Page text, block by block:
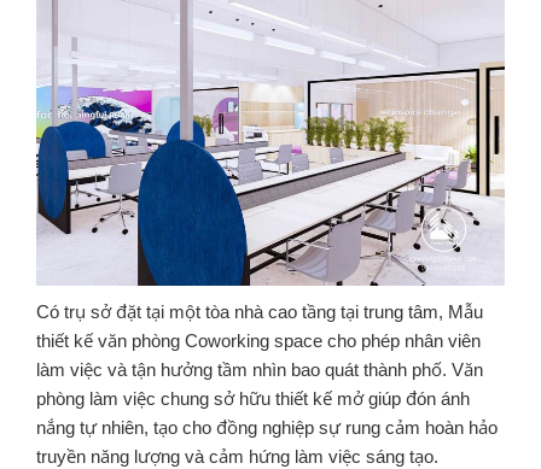
Có trụ sở đặt tại một tòa nhà cao tầng tại trung tâm, Mẫu
thiết kế văn phòng Coworking space cho phép nhân viên
làm việc và tận hưởng tầm nhìn bao quát thành phố. Văn
phòng làm việc chung sở hữu thiết kế mở giúp đón ánh
nắng tự nhiên, tạo cho đồng nghiệp sự rung cảm hoàn hảo
truyền năng lượng và cảm hứng làm việc sáng tạo.